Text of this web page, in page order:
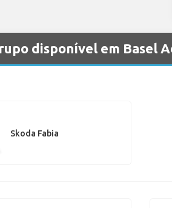
disponível em Basel
Skoda Fabia